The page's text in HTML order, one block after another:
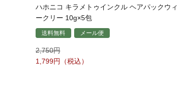
ハホニコ キラメトゥインクル ヘアパックウィ
ークリー 10g×5包
送料無料 メール便
2,750
1,799